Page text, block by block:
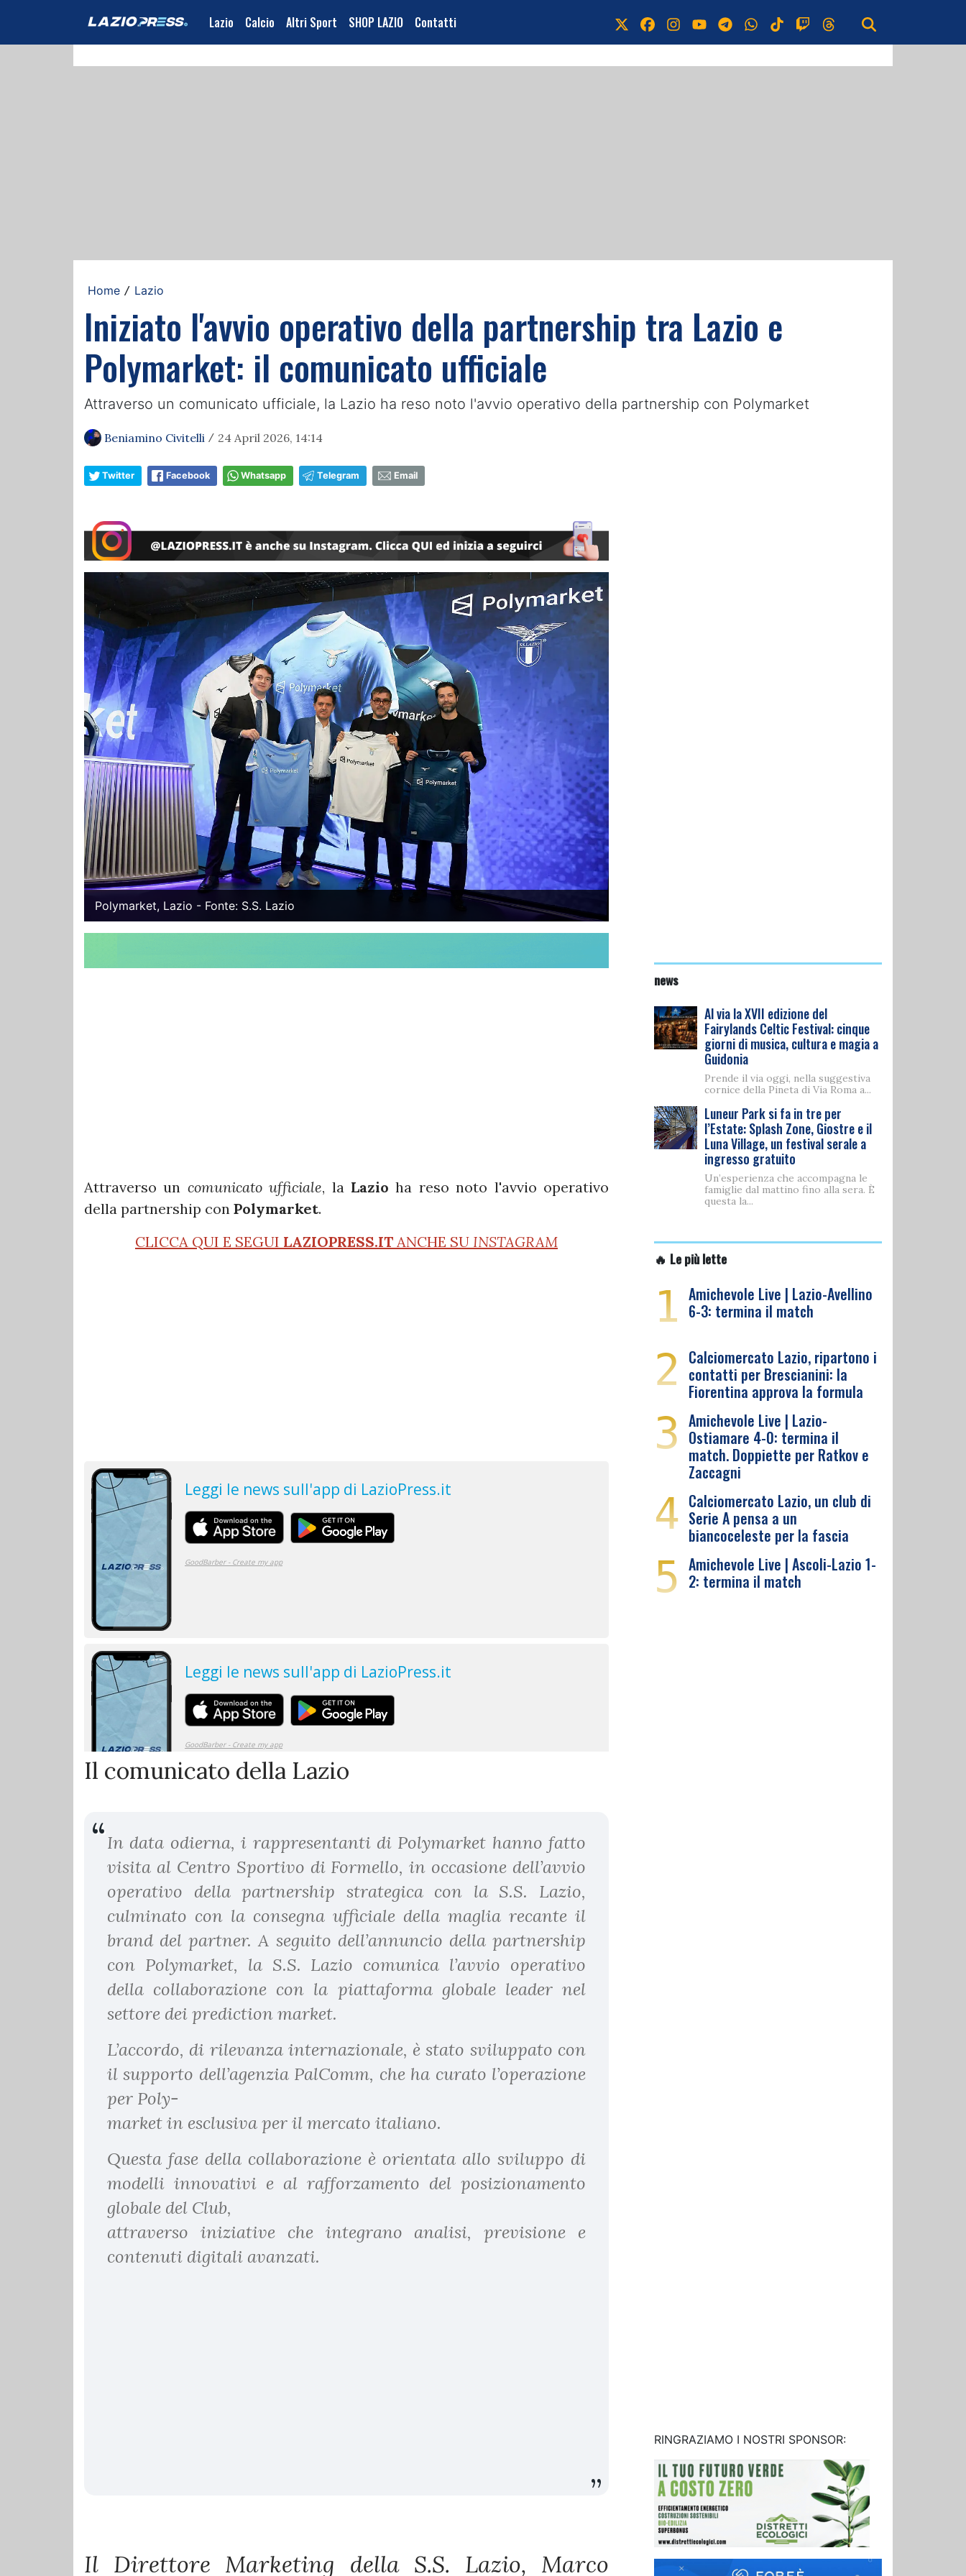
Lazio Calcio Altri Sport SHOP LAZIO Contatti
Home / Lazio
Iniziato l'avvio operativo della partnership tra Lazio e
Polymarket: il comunicato ufficiale
Attraverso un comunicato ufficiale, la Lazio ha reso noto l'avvio operativo della partnership con Polymarket
Beniamino Civitelli / 24 April 2026, 14:14
Twitter Facebook Whatsapp Telegram Email
Polymarket, Lazio - Fonte: S.S. Lazio
Attraverso un comunicato ufficiale, la Lazioha reso noto l'avvio operativo
della partnership con Polymarket.
CLICCA QUI E SEGUI LAZIOPRESS.IT ANCHE SU INSTAGRAM
Il comunicato della Lazio
In data odierna, i rappresentanti di Polymarket hanno fatto
visita al Centro Sportivo di Formello, in occasione dell’avvio
operativo della partnership strategica con la S.S. Lazio,
culminato con la consegna ufficiale della maglia recante il
brand del partner. A seguito dell’annuncio della partnership
con Polymarket, la S.S. Lazio comunica l’avvio operativo
della collaborazione con la piattaforma globale leader nel
settore dei prediction market.
L’accordo, di rilevanza internazionale, è stato sviluppato con
il supporto dell’agenzia PalComm, che ha curato l’operazione
per Poly-
market in esclusiva per il mercato italiano.
Questa fase della collaborazione è orientata allo sviluppo di
modelli innovativi e al rafforzamento del posizionamento
globale del Club,
attraverso iniziative che integrano analisi, previsione e
contenuti digitali avanzati.
Il Direttore Marketing della S.S. Lazio, Marco
news
Al via la XVII edizione del
Fairylands Celtic Festival: cinque
giorni di musica, cultura e magia a
Guidonia
Prende il via oggi, nella suggestiva
cornice della Pineta di Via Roma a...
Luneur Park si fa in tre per
l’Estate: Splash Zone, Giostre e il
Luna Village, un festival serale a
ingresso gratuito
Un’esperienza che accompagna le
famiglie dal mattino fino alla sera. È
questa la...
🔥 Le più lette
1 Amichevole Live | Lazio-Avellino
6-3: termina il match
2 Calciomercato Lazio, ripartono i
contatti per Brescianini: la
Fiorentina approva la formula
3 Amichevole Live | Lazio-
Ostiamare 4-0: termina il
match. Doppiette per Ratkov e
Zaccagni
4 Calciomercato Lazio, un club di
Serie A pensa a un
biancoceleste per la fascia
5 Amichevole Live | Ascoli-Lazio 1-
2: termina il match
RINGRAZIAMO I NOSTRI SPONSOR: